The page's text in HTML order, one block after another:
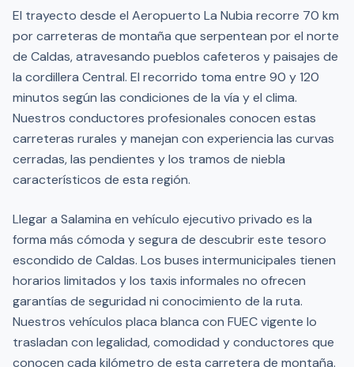
El trayecto desde el Aeropuerto La Nubia recorre 70 km
por carreteras de montaña que serpentean por el norte
de Caldas, atravesando pueblos cafeteros y paisajes de
la cordillera Central. El recorrido toma entre 90 y 120
minutos según las condiciones de la vía y el clima.
Nuestros conductores profesionales conocen estas
carreteras rurales y manejan con experiencia las curvas
cerradas, las pendientes y los tramos de niebla
característicos de esta región.
Llegar a Salamina en vehículo ejecutivo privado es la
forma más cómoda y segura de descubrir este tesoro
escondido de Caldas. Los buses intermunicipales tienen
horarios limitados y los taxis informales no ofrecen
garantías de seguridad ni conocimiento de la ruta.
Nuestros vehículos placa blanca con FUEC vigente lo
trasladan con legalidad, comodidad y conductores que
conocen cada kilómetro de esta carretera de montaña.